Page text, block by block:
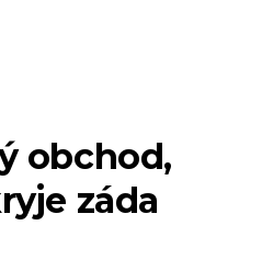
obchod,
záda